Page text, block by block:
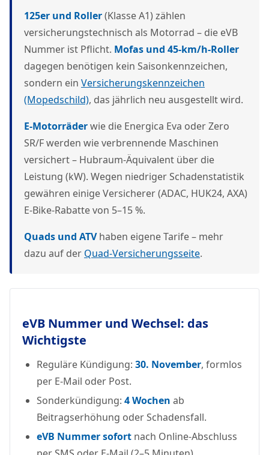
125er und Roller(Klasse A1) zählen
versicherungstechnisch als Motorrad – die eVB
Nummer ist Pflicht. Mofas und 45-km/h-Roller
dagegen benötigen kein Saisonkennzeichen,
sondern ein Versicherungskennzeichen
(Mopedschild), das jährlich neu ausgestellt wird.
E-Motorräderwie die Energica Eva oder Zero
SR/F werden wie verbrennende Maschinen
versichert – Hubraum-Äquivalent über die
Leistung (kW). Wegen niedriger Schadenstatistik
gewähren einige Versicherer (ADAC, HUK24, AXA)
E-Bike-Rabatte von 5–15 %.
Quads und ATVhaben eigene Tarife – mehr
dazu auf der Quad-Versicherungsseite.
eVB Nummer und Wechsel: das
Wichtigste
Reguläre Kündigung: 30. November, formlos
per E-Mail oder Post.
Sonderkündigung: 4 Wochen ab
Beitragserhöhung oder Schadensfall.
eVB Nummer sofort nach Online-Abschluss